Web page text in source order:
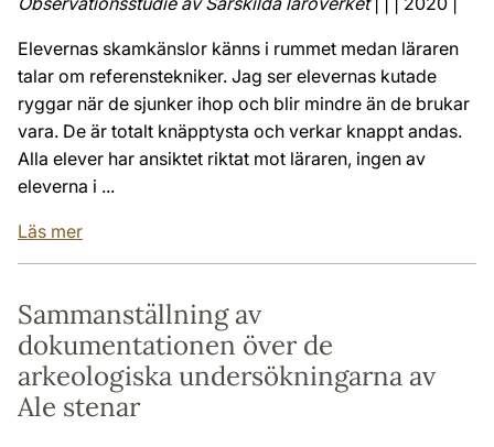
Elevernas skamkänslor känns i rummet medan läraren
talar om referenstekniker. Jag ser elevernas kutade
ryggar när de sjunker ihop och blir mindre än de brukar
vara. De är totalt knäpptysta och verkar knappt andas.
Alla elever har ansiktet riktat mot läraren, ingen av
eleverna i ...
Läs mer
Sammanställning av
dokumentationen över de
arkeologiska undersökningarna av
Ale stenar